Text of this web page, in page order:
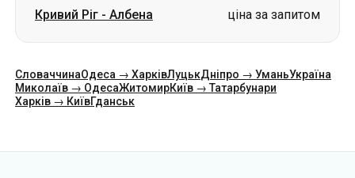
Кривий Ріг - Албена ціна за запитом
СловаччинаОдеса → ХарківЛуцькДніпро → УманьУкраїна
Миколаїв → ОдесаЖитомирКиїв → Татарбунари
Харків → КиївГданськ